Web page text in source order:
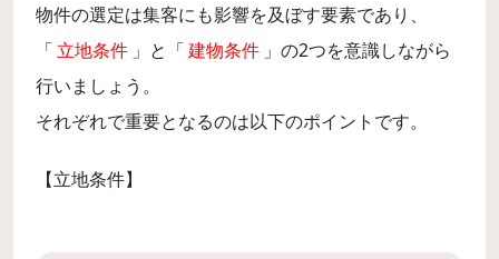
物件の選定は集客にも影響を及ぼす要素であり、
「 立地条件 」と「建物条件 」の2つを意識しながら
行いましょう。
それぞれで重要となるのは以下のポイントです。
【立地条件】